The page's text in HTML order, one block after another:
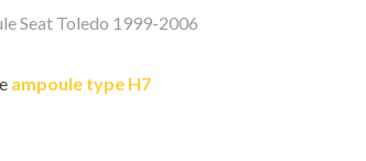
Seat Toledo 1999-2006
ampoule type H7